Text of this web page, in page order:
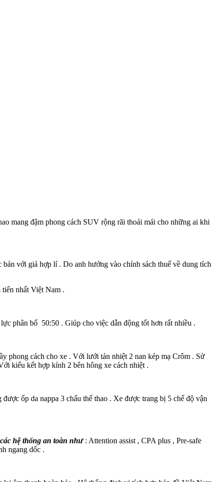
mang đậm phong cách SUV rộng rãi thoải mái cho những ai khi
với giá hợp lí . Do anh hưởng vào chính sách thuế về dung tích
tiến nhất Việt Nam .
phân bố 50:50 . Giúp cho việc dẫn động tốt hơn rất nhiều .
phong cách cho xe . Với lưới tản nhiệt 2 nan kép mạ Crôm . Sử
kiểu kết hợp kính 2 bên hông xe cách nhiệt .
ốp da nappa 3 chấu thể thao . Xe được trang bị 5 chế độ vận
hệ thống an toàn như: Attention assist , CPA plus , Pre-safe
ngang dốc .